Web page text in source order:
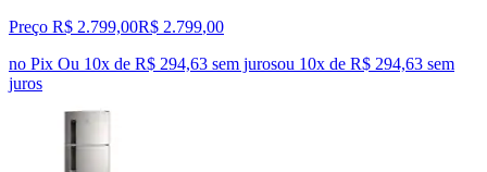
Preço R$ 2.799,00R$ 2.799,00
no Pix Ou 10x de R$ 294,63 sem jurosou 10x de R$ 294,63 sem
juros